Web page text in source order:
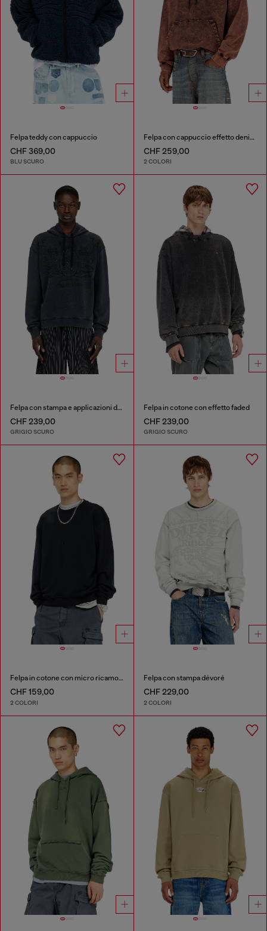
Felpa teddy con cappuccio
CHF 369,00
BLU SCURO
Felpa con cappuccio effetto denim lavorato
CHF 259,00
2 COLORI
Felpa con stampa e applicazioni di strass
CHF 239,00
GRIGIO SCURO
Felpa in cotone con effetto faded
CHF 239,00
GRIGIO SCURO
Felpa in cotone con micro ricamo logo
CHF 159,00
2 COLORI
Felpa con stampa dévoré
CHF 229,00
2 COLORI